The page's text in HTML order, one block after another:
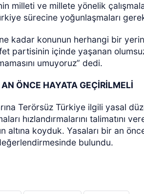
milleti ve millete yönelik
sürecine yoğunlaşmaları
kadar konunun herhangi bir
partisinin içinde yaşanan
umuyoruz” dedi.
ÖNCE HAYATA GEÇİRİLMELİ
Terörsüz Türkiye ilgili yasal
hızlandırmalarını talimatını
altına koyduk. Yasaları bir an
bulundu.